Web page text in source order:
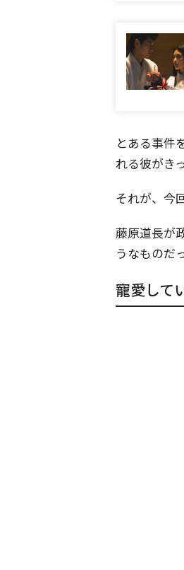
とある事件
れる彼がき
それが、今
藤原道長が
うなものだ
寵愛して